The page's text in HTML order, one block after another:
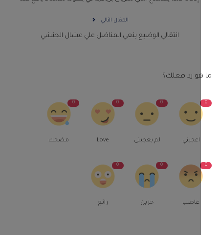
المقال التالي
انتقالي الوضيع ينعي المناضل علي عشال الحنشي
رد فعلك؟
لم يعجبنى مضحك